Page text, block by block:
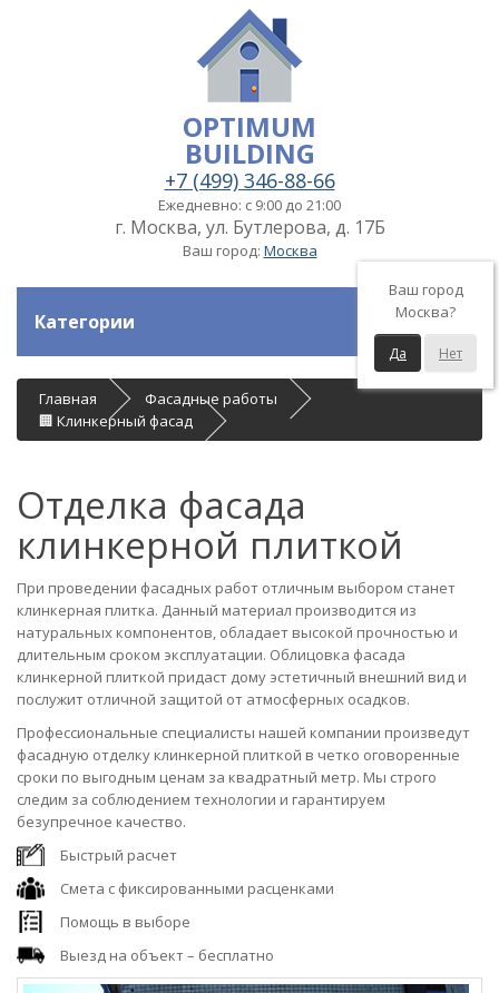
OPTIMUM
BUILDING
+7 (499) 346-88-66
Ежедневно: с 9:00 до 21:00
г. Москва, ул. Бутлерова, д. 17Б
Ваш город: Москва
Ваш город
Москва?
Да Нет
Категории
Главная
Фасадные работы
🏢 Клинкерный фасад
Отделка фасада
клинкерной плиткой
При проведении фасадных работ отличным выбором станет
клинкерная плитка. Данный материал производится из
натуральных компонентов, обладает высокой прочностью и
длительным сроком эксплуатации. Облицовка фасада
клинкерной плиткой придаст дому эстетичный внешний вид и
послужит отличной защитой от атмосферных осадков.
Профессиональные специалисты нашей компании произведут
фасадную отделку клинкерной плиткой в четко оговоренные
сроки по выгодным ценам за квадратный метр. Мы строго
следим за соблюдением технологии и гарантируем
безупречное качество.
Быстрый расчет
Смета с фиксированными расценками
Помощь в выборе
Выезд на объект – бесплатно